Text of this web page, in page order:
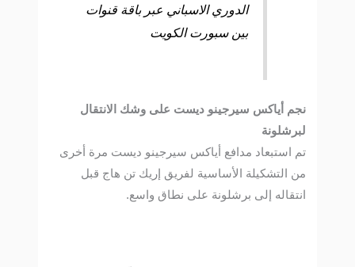
الدوري الاسباني عبر باقة قنوات
بين سبورت الكويت
نجم أياكس سيرجينو ديست على وشك الانتقال
لبرشلونة
تم استبعاد مدافع أياكس سيرجينو ديست مرة أخرى
من التشكيلة الأساسية لفريق إريك تن هاج قبل
انتقاله إلى برشلونة على نطاق واسع.